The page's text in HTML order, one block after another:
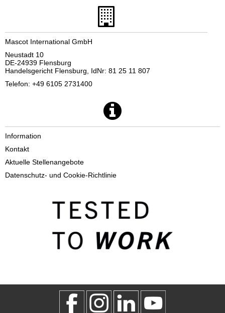
Mascot International GmbH
Neustadt 10
DE-24939 Flensburg
Handelsgericht Flensburg, IdNr: 81 25 11 807
Telefon: +49 6105 2731400
Information
Kontakt
Aktuelle Stellenangebote
Datenschutz- und Cookie-Richtlinie